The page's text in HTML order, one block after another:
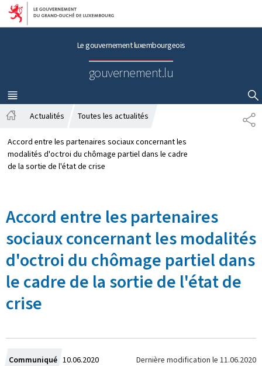
Aller au menu principal
Aller au contenu
Le gouvernement luxembourgeois
gouvernement.lu
MENU
PRINCIPAL
AFFICHER / MASQUER LA RECHERCHE
P
A
c
c
u
Actualités Toutes les actualités
Accord entre les partenaires sociaux concernant les
modalités d'octroi du chômage partiel dans le cadre
de la sortie de l'état de crise
Accord entre les partenaires
sociaux concernant les modalités
d'octroi du chômage partiel dans
le cadre de la sortie de l'état de
crise
Communiqué C
10.06.2020 Dernière modification le 11.06.2020